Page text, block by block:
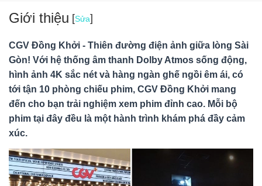
Ban quản lý
02/10/24
Hà Nội, Việt Nam
CGV Đồng Khởi
Giới thiệu [Sửa]
CGV Đồng Khởi - Thiên đường điện ảnh giữa lòng Sài
Gòn! Với hệ thống âm thanh Dolby Atmos sống động,
hình ảnh 4K sắc nét và hàng ngàn ghế ngồi êm ái, có
tới tận 10 phòng chiếu phim, CGV Đồng Khởi mang
đến cho bạn trải nghiệm xem phim đỉnh cao. Mỗi bộ
phim tại đây đều là một hành trình khám phá đầy cảm
xúc.